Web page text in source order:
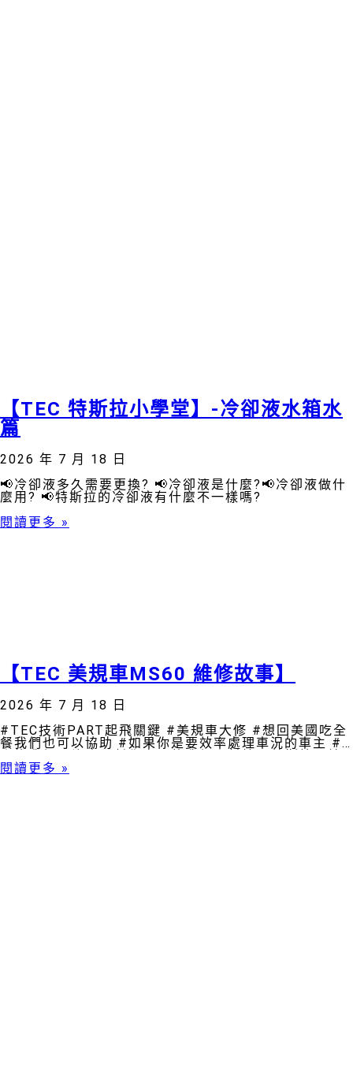
【TEC 特斯拉小學堂】-冷卻液水箱水
篇
2026 年 7 月 18 日
📢冷卻液多久需要更換? 📢冷卻液是什麼?📢冷卻液做什
麼用? 📢特斯拉的冷卻液有什麼不一樣嗎?
閱讀更多 »
【TEC 美規車MS60 維修故事】
2026 年 7 月 18 日
#TEC技術PART起飛關鍵 #美規車大修 #想回美國吃全
餐我們也可以協助 #如果你是要效率處理車況的車主 #
式服務 #特斯拉美規車服務 #特斯拉美
閱讀更多 »